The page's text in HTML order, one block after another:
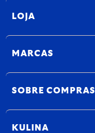
LOJA
MARCAS
SOBRE COMPRAS
KULINA